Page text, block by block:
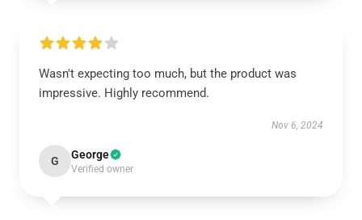
Wasn't expecting too much, but the product was
impressive. Highly recommend.
Nov 6, 2024
G George
Verified owner